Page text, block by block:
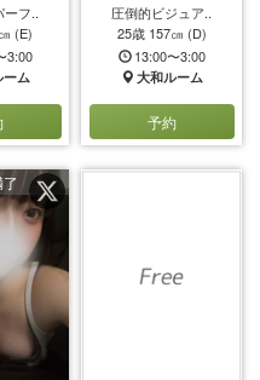
ーフ..
(E)
3:00
ム
圧倒的ビジュア..
25歳 157㎝ (D)
13:00〜3:00
大和ルーム
予約